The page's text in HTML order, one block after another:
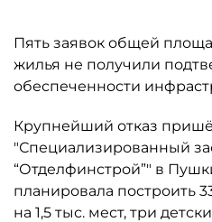
Пять заявок общей
жилья не получили
обеспеченности
Крупнейший отказ
"Специализированный
“Отделфинстрой”" в
планировала построить
на 1,5 тыс. мест, три